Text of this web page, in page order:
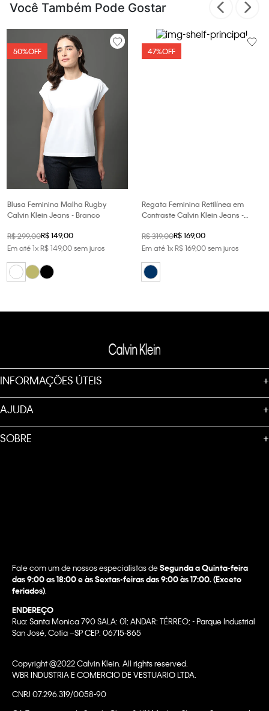
Você Também Pode Gostar
50%OFF
Blusa Feminina Malha Rugby
Calvin Klein Jeans - Branco
R$299,00R$149,00
Em até1xR$149,00sem juros
47%OFF
Regata Feminina Retilínea em
Contraste Calvin Klein Jeans -
R$319,00R$169,00
Em até1xR$169,00sem juros
INFORMAÇÕES ÚTEIS +
AJUDA +
SOBRE +
Fale com um de nossos especialistas deSegunda a Quinta-feira
das 9:00 as 18:00 e às Sextas-feiras das 9:00 às 17:00. (Exceto
feriados).
ENDEREÇO
Rua: Santa Monica 790 SALA: 01; ANDAR: TÉRREO; - Parque Industrial
San José, Cotia –SP CEP: 06715-865
Copyright @2022 Calvin Klein. All rights reserved.
WBR INDUSTRIA E COMERCIO DE VESTUARIO LTDA.
CNPJ 07.296.319/0058-90